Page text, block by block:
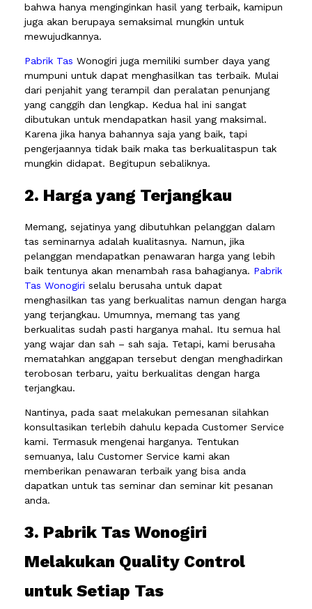
bahwa hanya menginginkan hasil yang terbaik, kamipun
juga akan berupaya semaksimal mungkin untuk
mewujudkannya.
Pabrik Tas Wonogiri juga memiliki sumber daya yang
mumpuni untuk dapat menghasilkan tas terbaik. Mulai
dari penjahit yang terampil dan peralatan penunjang
yang canggih dan lengkap. Kedua hal ini sangat
dibutukan untuk mendapatkan hasil yang maksimal.
Karena jika hanya bahannya saja yang baik, tapi
pengerjaannya tidak baik maka tas berkualitaspun tak
mungkin didapat. Begitupun sebaliknya.
2. Harga yang Terjangkau
Memang, sejatinya yang dibutuhkan pelanggan dalam
tas seminarnya adalah kualitasnya. Namun, jika
pelanggan mendapatkan penawaran harga yang lebih
baik tentunya akan menambah rasa bahagianya. Pabrik
Tas Wonogiri selalu berusaha untuk dapat
menghasilkan tas yang berkualitas namun dengan harga
yang terjangkau. Umumnya, memang tas yang
berkualitas sudah pasti harganya mahal. Itu semua hal
yang wajar dan sah – sah saja. Tetapi, kami berusaha
mematahkan anggapan tersebut dengan menghadirkan
terobosan terbaru, yaitu berkualitas dengan harga
terjangkau.
Nantinya, pada saat melakukan pemesanan silahkan
konsultasikan terlebih dahulu kepada Customer Service
kami. Termasuk mengenai harganya. Tentukan
semuanya, lalu Customer Service kami akan
memberikan penawaran terbaik yang bisa anda
dapatkan untuk tas seminar dan seminar kit pesanan
anda.
3. Pabrik Tas Wonogiri
Melakukan Quality Control
untuk Setiap Tas